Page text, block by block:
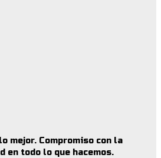
mejor. Compromiso con la
en todo lo que hacemos.